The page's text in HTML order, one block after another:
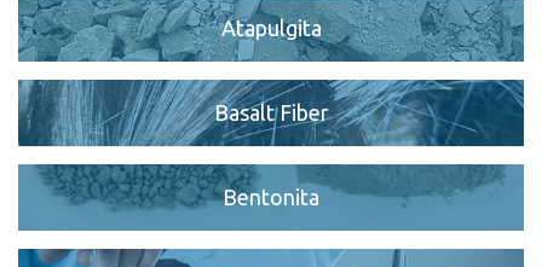
Atapulgita
Basalt Fiber
Bentonita